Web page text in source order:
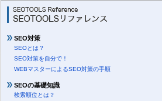
SEO対策
SEOとは？
SEO対策を自分で！
WEBマスターによるSEO対策の手順
SEOの基礎知識
検索順位とは？